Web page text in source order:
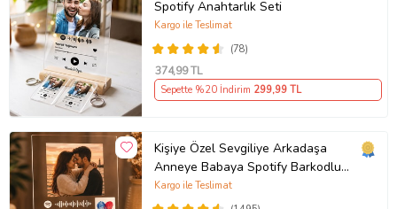
Spotify Anahtarlık Seti
(78)
Kargo ile Teslimat
374,99 TL
Sepette %20 İndirim 299,99 TL
Kişiye Özel Sevgiliye Arkadaşa
Anneye Babaya Spotify Barkodlu
Parmak İzi Kalp Pleksi Dekoratif Plak
Tablo
Kargo ile Teslimat